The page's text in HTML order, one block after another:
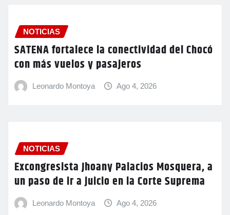
NOTICIAS
SATENA fortalece la conectividad del Chocó
con más vuelos y pasajeros
Leonardo Montoya Ago 4, 2026
NOTICIAS
Excongresista Jhoany Palacios Mosquera, a
un paso de ir a juicio en la Corte Suprema
Leonardo Montoya Ago 4, 2026